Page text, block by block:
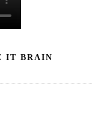
IT BRAIN